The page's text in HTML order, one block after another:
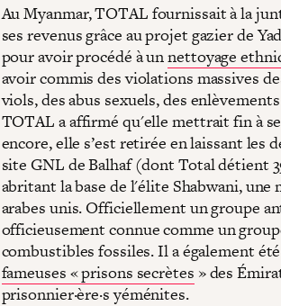
Au Myanmar, TOTAL fournissait à la
ses revenus grâce au projet gazier de
pour avoir procédé à unnettoyage
avoir commis des violations massives
viols, des abus sexuels, des
TOTAL a affirmé qu'elle mettrait fin à
encore, elle s’est retirée en laissant
site GNL de Balhaf (dont Total détient
abritant la base de l'élite Shabwani,
arabes unis. Officiellement un groupe
officieusement connue comme un
combustibles fossiles. Il a également
fameuses « prisons secrètes » des
prisonnier·ère·s yéménites.